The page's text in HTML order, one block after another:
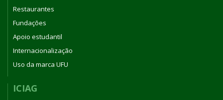
Restaurantes
Fundações
Apoio estudantil
Internacionalização
Uso da marca UFU
ICIAG